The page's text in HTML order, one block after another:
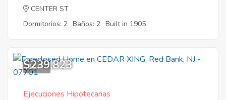
CENTER ST
Dormitorios: 2 Baños: 2 Built in 1905
10
$239,823
Ejecuciones Hipotecarias